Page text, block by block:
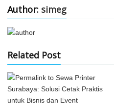
Author: simeg
Related Post